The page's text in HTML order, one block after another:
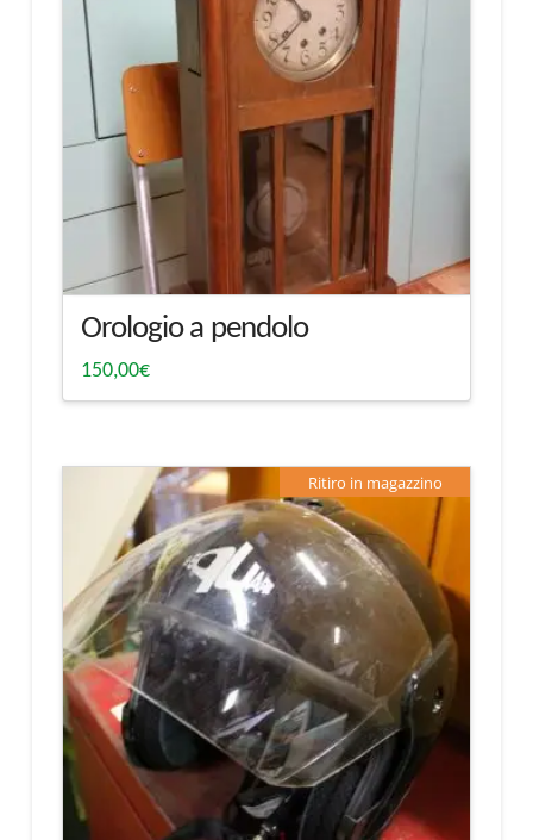
Orologio a pendolo
150,00€
Ritiro in magazzino